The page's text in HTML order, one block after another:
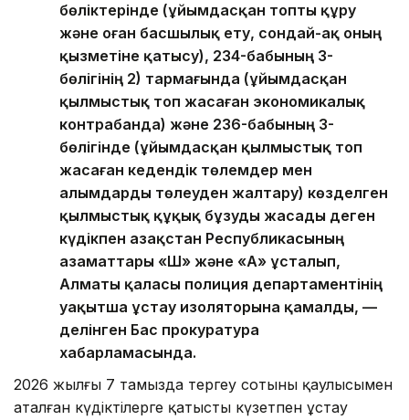
бөліктерінде (ұйымдасқан топты құру
және оған басшылық ету, сондай-ақ оның
қызметіне қатысу), 234-бабының 3-
бөлігінің 2) тармағында (ұйымдасқан
қылмыстық топ жасаған экономикалық
контрабанда) және 236-бабының 3-
бөлігінде (ұйымдасқан қылмыстық топ
жасаған кедендік төлемдер мен
алымдарды төлеуден жалтару) көзделген
қылмыстық құқық бұзуды жасады деген
күдікпен Қазақстан Республикасының
азаматтары «Ш» және «А» ұсталып,
Алматы қаласы полиция департаментінің
уақытша ұстау изоляторына қамалды, —
делінген Бас прокуратура
хабарламасында.
2026 жылғы 7 тамызда тергеу сотының қаулысымен
аталған күдіктілерге қатысты күзетпен ұстау